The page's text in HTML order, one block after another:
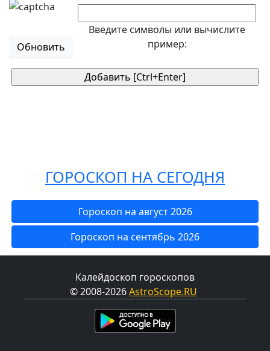
Обновить
Введите символы или вычислите
пример:
ГОРОСКОП НА СЕГОДНЯ
Гороскоп на август 2026
Гороскоп на сентябрь 2026
Калейдоскоп гороскопов
© 2008-2026AstroScope.RU